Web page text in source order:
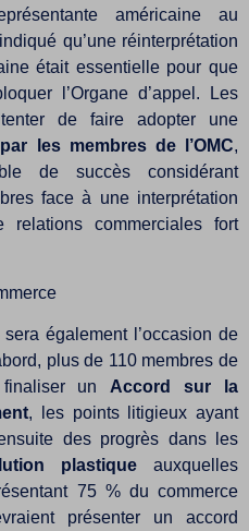
américaine au
qu’une réinterprétation
était essentielle pour que
l’Organe d’appel. Les
de faire adopter une
les membres de l’OMC,
de succès considérant
face à une interprétation
commerciales fort
également l’occasion de
plus de 110 membres de
finaliser un Accord sur la
, les points litigieux ayant
des progrès dans les
plastiqueauxquelles
75 % du commerce
présenter un accord